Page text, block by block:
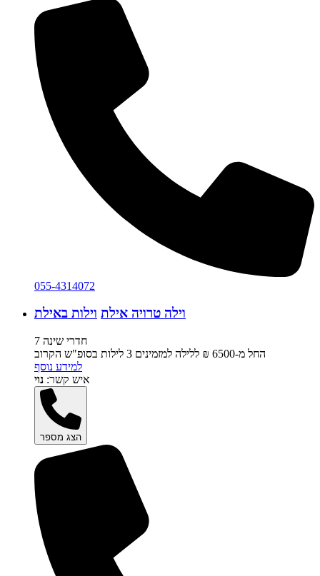
055-4314072
וילה טרויה אילת וילות באילת
7 חדרי שינה
החל מ-‏6500 ₪ ללילה למזמינים 3 לילות בסופ"ש הקרוב
למידע נוסף
איש קשר: נוי
הצג מספר